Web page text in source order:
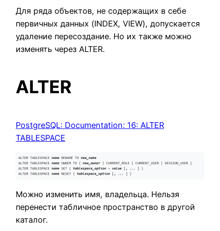
Для ряда объектов, не содержащих в себе
первичных данных (INDEX, VIEW), допускается
удаление пересоздание. Но их также можно
изменять через ALTER.
ALTER
PostgreSQL: Documentation: 16: ALTER
TABLESPACE
Можно изменить имя, владельца. Нельзя
перенести табличное пространство в другой
каталог.